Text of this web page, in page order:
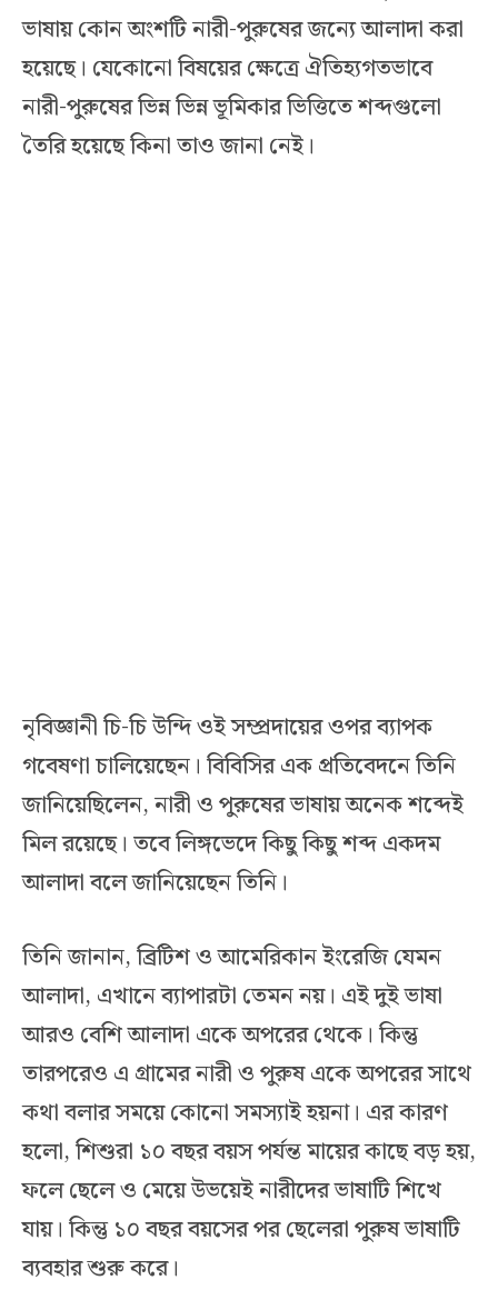
ভাষায় কোন অংশটি নারী-পুরুষের জন্যে আলাদা করা
হয়েছে। যেকোনো বিষয়ের ক্ষেত্রে ঐতিহ্যগতভাবে
নারী-পুরুষের ভিন্ন ভিন্ন ভূমিকার ভিত্তিতে শব্দগুলো
তৈরি হয়েছে কিনা তাও জানা নেই।
নৃবিজ্ঞানী চি-চি উন্দি ওই সম্প্রদায়ের ওপর ব্যাপক
গবেষণা চালিয়েছেন। বিবিসির এক প্রতিবেদনে তিনি
জানিয়েছিলেন, নারী ও পুরুষের ভাষায় অনেক শব্দেই
মিল রয়েছে। তবে লিঙ্গভেদে কিছু কিছু শব্দ একদম
আলাদা বলে জানিয়েছেন তিনি।
তিনি জানান, ব্রিটিশ ও আমেরিকান ইংরেজি যেমন
আলাদা, এখানে ব্যাপারটা তেমন নয়। এই দুই ভাষা
আরও বেশি আলাদা একে অপরের থেকে। কিন্তু
তারপরেও এ গ্রামের নারী ও পুরুষ একে অপরের সাথে
কথা বলার সময়ে কোনো সমস্যাই হয়না। এর কারণ
হলো, শিশুরা ১০ বছর বয়স পর্যন্ত মায়ের কাছে বড় হয়,
ফলে ছেলে ও মেয়ে উভয়েই নারীদের ভাষাটি শিখে
যায়। কিন্তু ১০ বছর বয়সের পর ছেলেরা পুরুষ ভাষাটি
ব্যবহার শুরু করে।